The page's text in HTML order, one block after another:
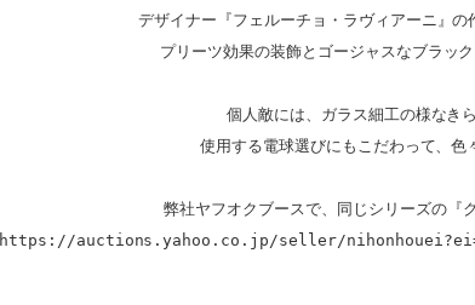
デザイナー『フェルーチョ・ラヴィアーニ』の
プリーツ効果の装飾とゴージャスなブラ
個人敵には、ガラス細工の様なき
使用する電球選びにもこだわって、色
https://auctions.yahoo.co.jp/seller/